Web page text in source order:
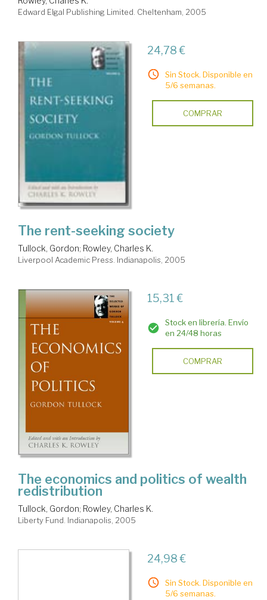
Edward Elgal Publishing Limited. Cheltenham, 2005
24,78 €
Sin Stock. Disponible en
5/6 semanas.
COMPRAR
The rent-seeking society
Tullock, Gordon; Rowley, Charles K.
Liverpool Academic Press. Indianapolis, 2005
15,31 €
Stock en librería. Envío
en 24/48 horas
COMPRAR
The economics and politics of wealth
redistribution
Tullock, Gordon; Rowley, Charles K.
Liberty Fund. Indianapolis, 2005
24,98 €
Sin Stock. Disponible en
5/6 semanas.